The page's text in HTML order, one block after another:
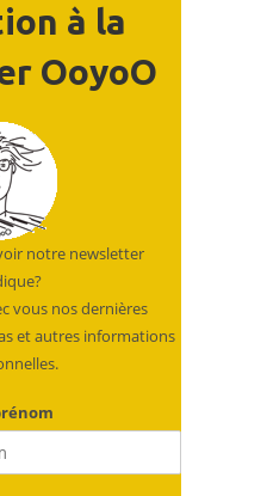
à la
OoyoO
notre newsletter
vous nos dernières
et autres informations